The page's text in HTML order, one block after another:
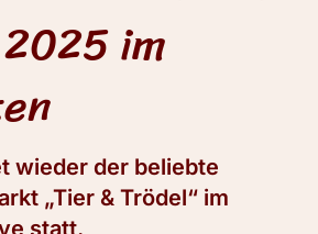
im
wieder der beliebte
„Tier & Trödel“ im
statt.